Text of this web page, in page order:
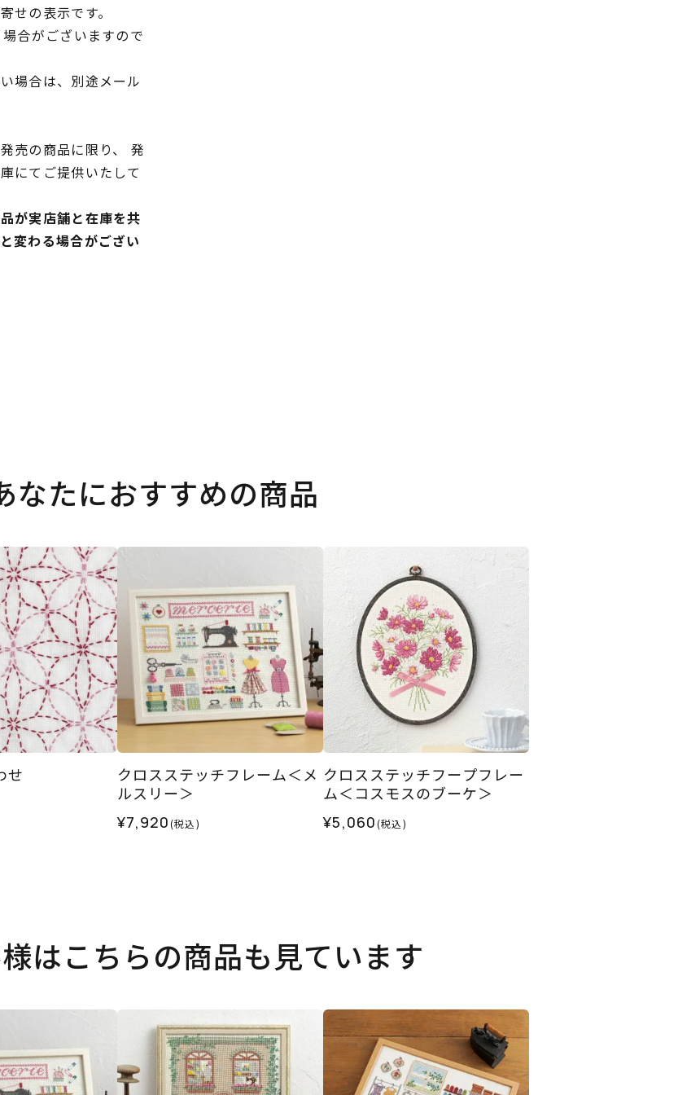
せの表示です。
合がございますので
場合は、別途メール
売の商品に限り、 発
にてご提供いたして
が実店舗と在庫を共
変わる場合がござい
なたにおすすめの商品
せ
クロスステッチフレーム＜メ
ルスリー＞
¥7,920(税込)
クロスステッチフープフレー
ム＜コスモスのブーケ＞
¥5,060(税込)
はこちらの商品も見ています